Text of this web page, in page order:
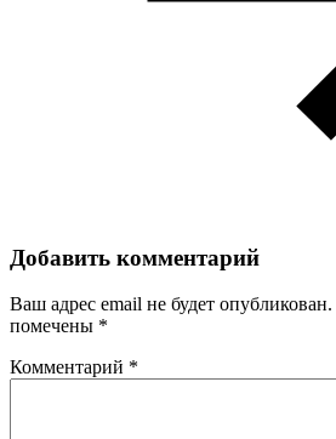
Добавить комментарий
Ваш адрес email не будет опубликован.
помечены *
Комментарий *